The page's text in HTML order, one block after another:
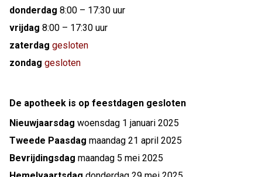
donderdag 8:00 – 17:30 uur
vrijdag 8:00 – 17:30 uur
zaterdag gesloten
zondag gesloten
De apotheek is op feestdagen gesloten
Nieuwjaarsdag woensdag 1 januari 2025
Tweede Paasdag maandag 21 april 2025
Bevrijdingsdag maandag 5 mei 2025